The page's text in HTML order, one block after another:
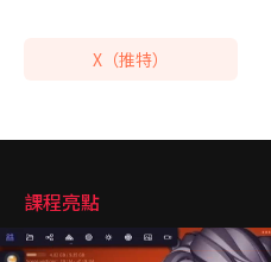
X（推特）
課程亮點